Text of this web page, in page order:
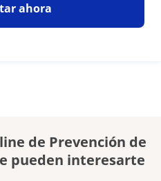
ahora
de Prevención de
pueden interesarte